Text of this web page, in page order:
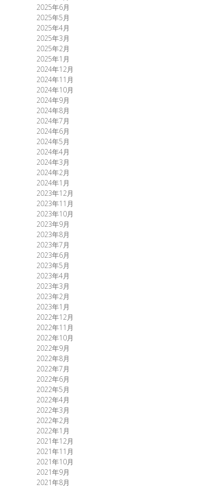
2025年6月
2025年5月
2025年4月
2025年3月
2025年2月
2025年1月
2024年12月
2024年11月
2024年10月
2024年9月
2024年8月
2024年7月
2024年6月
2024年5月
2024年4月
2024年3月
2024年2月
2024年1月
2023年12月
2023年11月
2023年10月
2023年9月
2023年8月
2023年7月
2023年6月
2023年5月
2023年4月
2023年3月
2023年2月
2023年1月
2022年12月
2022年11月
2022年10月
2022年9月
2022年8月
2022年7月
2022年6月
2022年5月
2022年4月
2022年3月
2022年2月
2022年1月
2021年12月
2021年11月
2021年10月
2021年9月
2021年8月